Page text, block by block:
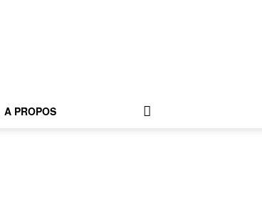
A PROPOS